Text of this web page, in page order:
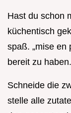
Hast du schon
küchentisch
spaß. „mise en
bereit zu haben.
Schneide die
stelle alle